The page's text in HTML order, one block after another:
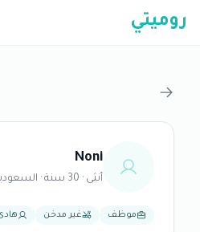
روميتي
Noni
أنثى · 30 سنة · السعودية · الرياض
موظف غير مدخن